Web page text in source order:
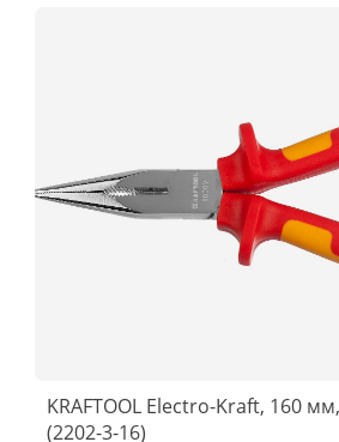
KRAFTOOL Electro-Kraft, 160
(2202-3-16)